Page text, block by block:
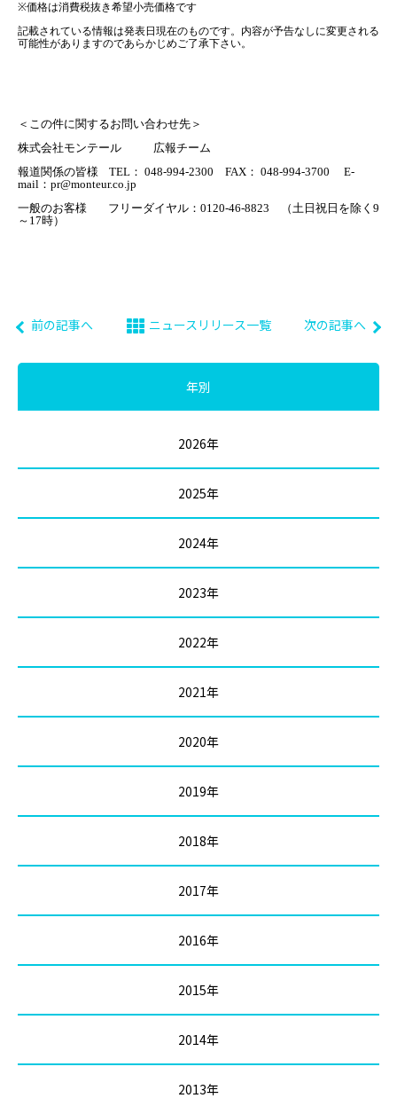
※価格は消費税抜き希望小売価格です
記載されている情報は発表日現在のものです。内容が予告なしに変更される
可能性がありますのであらかじめご了承下さい。
＜この件に関するお問い合わせ先＞
株式会社モンテール
広報チーム
報道関係の皆様 TEL ： 048-994-2300 FAX ： 048-994-3700
E-
mail ： pr@monteur.co.jp
一般のお客様
フリーダイヤル： 0120-46-8823 （土日祝日を除く9
～17時）
前の記事へ ニュースリリース一覧 次の記事へ
年別
2026年
2025年
2024年
2023年
2022年
2021年
2020年
2019年
2018年
2017年
2016年
2015年
2014年
2013年